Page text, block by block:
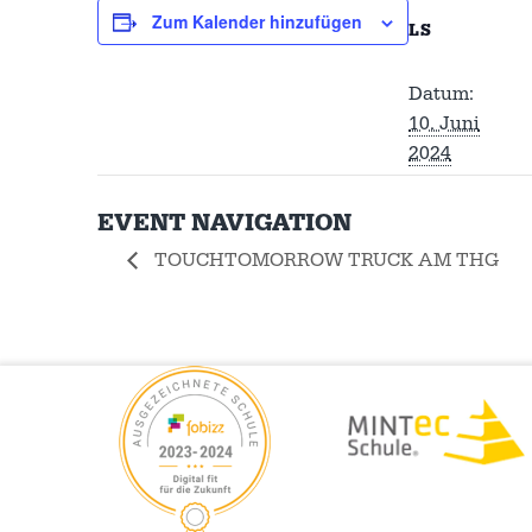
Zum Kalender hinzufügen LS
Datum:
10. Juni
2024
EVENT NAVIGATION
TOUCHTOMORROW TRUCK AM THG